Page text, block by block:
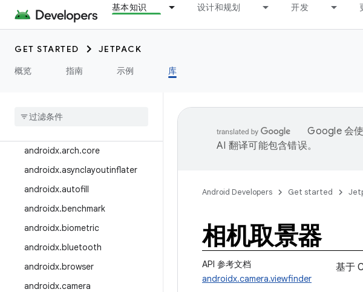
基本知识 设计和规划 开发
GET STARTED
JETPACK
概览
指南 示例 库
版本说明
androidx.ads
androidx.annotation
androidx.
androidx.arch.core
androidx.asynclayoutinflater
androidx.autofill
androidx.benchmark
androidx.biometric
androidx.bluetooth
androidx.browser
androidx.camera
Google 会
AI 翻译可能包含错误。
Android Developers Get started
相机取景器
API 参考文档
androidx.camera.viewfinder
基于